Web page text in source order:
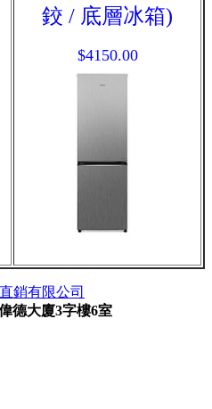
鉸 / 底層冰箱)
$4150.00
銷有限公司
德大廈3字樓6室